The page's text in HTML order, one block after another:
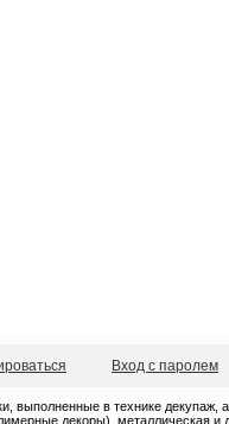
Вход с паролем
выполненные в технике
декоры), металлическая